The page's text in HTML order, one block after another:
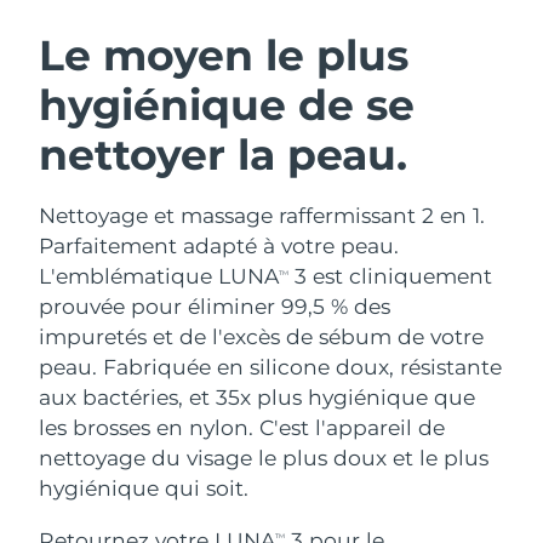
Le moyen le plus
hygiénique de se
nettoyer la peau.
Nettoyage et massage raffermissant 2 en 1.
Parfaitement adapté à votre peau.
L'emblématique LUNATM
3 est cliniquement
prouvée pour éliminer 99,5 % des
impuretés et de l'excès de sébum de votre
peau. Fabriquée en silicone doux, résistante
aux bactéries, et 35x plus hygiénique que
les brosses en nylon. C'est l'appareil de
nettoyage du visage le plus doux et le plus
hygiénique qui soit.
TM
Nettoyage du visage
Anti-aging massage
LUNA™ 4 Plus
Massage, LED heating
LUNA™ 4 Men
For men, anti-aging massage
Lifting
Microcurrent toning
BEAR™ 2 go
Microcurrent toning on-the-go
BEAR™ 2 eyes & lips
Microcurrent line smoothing device
Hydratation
UFO™ 3 coffret
Deep facial hydration
UFO™ 3 LED
Near-infrared and red light therapy
device
Soin bucco-dentaire
issa™ 4
Hybrid silicone sonic toothbrush
issa™ 4 plus
Smart hybrid silicone sonic toothbrush
FAQ™ TRAITEMENT ANTI-ÂGE
Anti-âge
NEW
Autriche Livraison estimée
Bahreïn Livraison estimée
Belgique Livraison estimée
Bermudes Livraison estimée8/18/26
Bosnie-Herzégovine Livraison estimée 8/15/26
Brunei Livraison estimée
Bulgarie Livraison estimée8/12/26
Canada Livraison estimée
Chili